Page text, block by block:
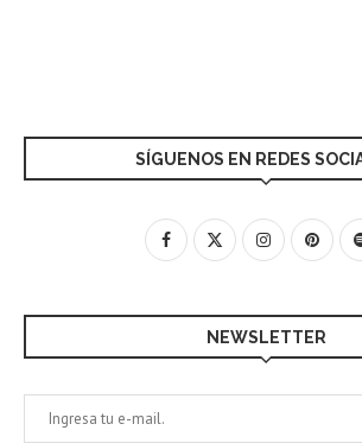
SÍGUENOS EN REDES
NEWSLETTER